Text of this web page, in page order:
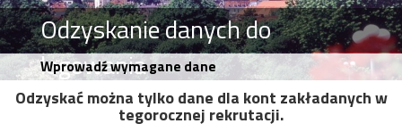
Odzyskanie danych do
logowania
Wprowadź wymagane dane
Odzyskać można tylko dane dla kont zakładanych w
tegorocznej rekrutacji.